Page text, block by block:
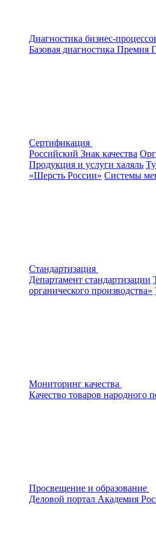
Диагностика бизнес-
Базовая диагностика Премия
Сертификация
Российский Знак качества
Продукция и услуги халяль
«Шерсть России» Системы
Стандартизация
Департамент стандартизации
органического производства»
Мониторинг качества
Качество товаров народного
Просвещение и образование
Деловой портал Академия